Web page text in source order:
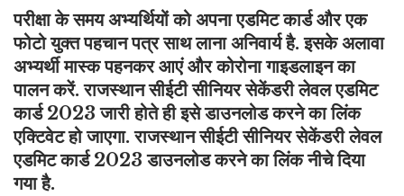
परीक्षा के समय अभ्यर्थियों को अपना एडमिट कार्ड और एक
फोटो युक्त पहचान पत्र साथ लाना अनिवार्य है. इसके अलावा
अभ्यर्थी मास्क पहनकर आएं और कोरोना गाइडलाइन का
पालन करें. राजस्थान सीईटी सीनियर सेकेंडरी लेवल एडमिट
कार्ड 2023 जारी होते ही इसे डाउनलोड करने का लिंक
एक्टिवेट हो जाएगा. राजस्थान सीईटी सीनियर सेकेंडरी लेवल
एडमिट कार्ड 2023 डाउनलोड करने का लिंक नीचे दिया
गया है.